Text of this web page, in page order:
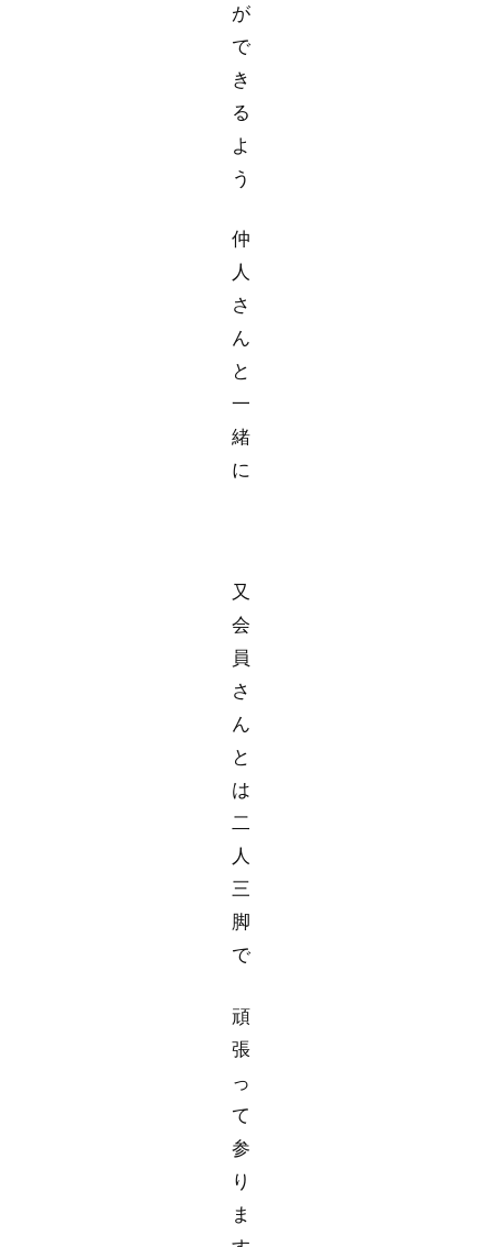
が
で
き
る
よ
う
仲
人
さ
ん
と
一
緒
に
又
会
員
さ
ん
と
は
二
人
三
脚
で
頑
張
っ
て
参
り
ま